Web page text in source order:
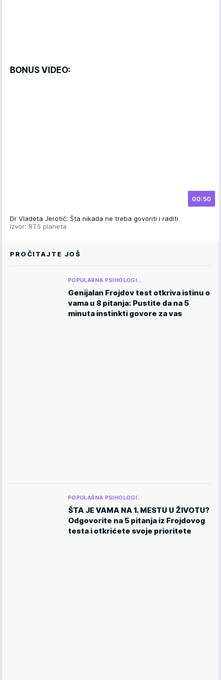
BONUS VIDEO:
00:50
Dr Vladeta Jerotić: Šta nikada ne treba govoriti i raditi
Izvor: RTS planeta
PROČITAJTE JOŠ
POPULARNA PSIHOLOGI…
Genijalan Frojdov test otkriva istinu o
vama u 8 pitanja: Pustite da na 5
minuta instinkti govore za vas
POPULARNA PSIHOLOGI…
ŠTA JE VAMA NA 1. MESTU U ŽIVOTU?
Odgovorite na 5 pitanja iz Frojdovog
testa i otkrićete svoje prioritete